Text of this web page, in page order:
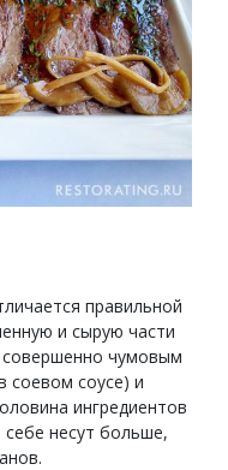
правильной
и сырую части
совершенно чумовым
соевом соусе) и
ингредиентов
несут больше,